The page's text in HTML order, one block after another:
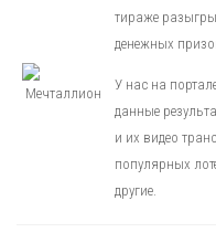
тираже
денежных
У нас на
данные
и их видео
популярных
другие.